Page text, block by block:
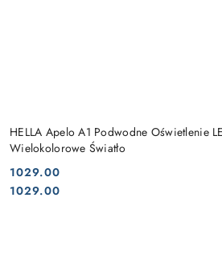
HELLA Apelo A1 Podwodne Oświetlenie
Wielokolorowe Światło
Cena:
1029.00
Cena:
1029.00